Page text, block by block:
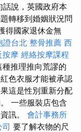
說，英國政府本
轉移到婚姻狀況問
得國家退休金無
證台北 整骨推薦 西
按摩 經絡按摩課程
種推理推向荒謬的
色衣服才能被承認
這是性別重新分配
一些服裝店包含
訊。 會計事務所
司 要了解衣物的尺